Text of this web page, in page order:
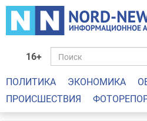
16+
ПОЛИТИКА ЭКОНОМИКА
ПРОИСШЕСТВИЯ